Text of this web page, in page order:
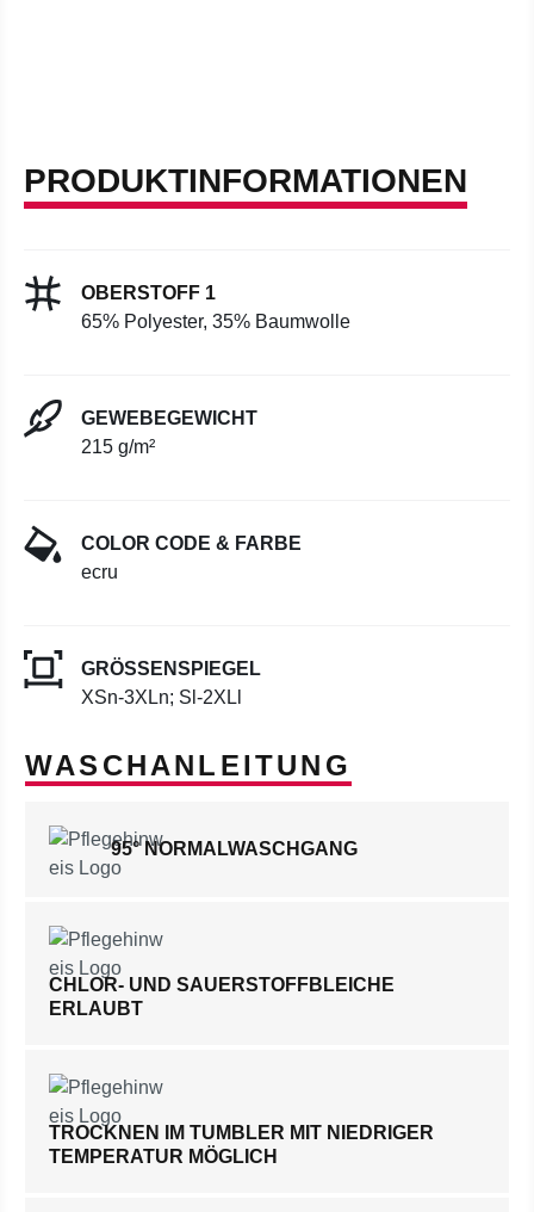
PRODUKTINFORMATIONEN
OBERSTOFF 1
65% Polyester, 35% Baumwolle
GEWEBEGEWICHT
215 g/m²
COLOR CODE & FARBE
ecru
GRÖSSENSPIEGEL
XSn-3XLn; Sl-2XLl
WASCHANLEITUNG
95° NORMALWASCHGANG
CHLOR- UND SAUERSTOFFBLEICHE
ERLAUBT
TROCKNEN IM TUMBLER MIT NIEDRIGER
TEMPERATUR MÖGLICH